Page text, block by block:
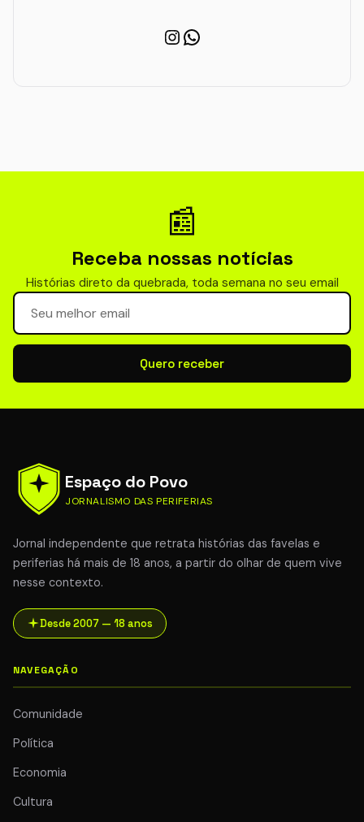
Instagram
WhatsApp
📰
Receba nossas notícias
Histórias direto da quebrada, toda semana no seu email
Seu email para newsletter
Quero receber
Espaço do Povo
JORNALISMO DAS PERIFERIAS
Jornal independente que retrata histórias das favelas e
periferias há mais de 18 anos, a partir do olhar de quem vive
nesse contexto.
Desde 2007 — 18 anos
NAVEGAÇÃO
Comunidade
Política
Economia
Cultura